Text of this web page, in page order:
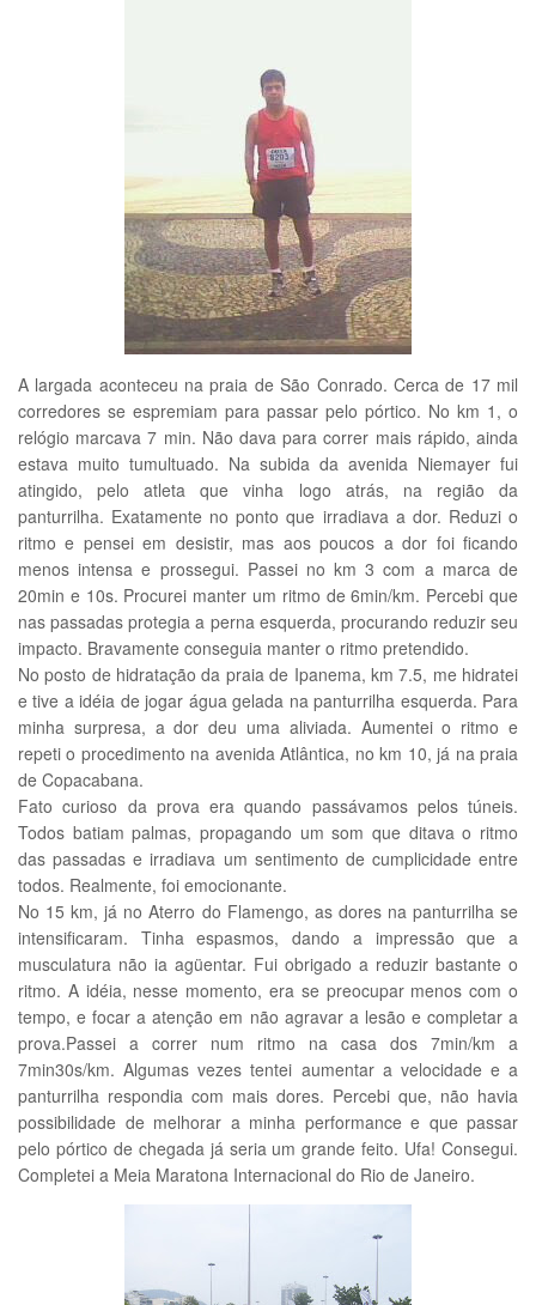
A largada aconteceu na praia de São Conrado. Cerca de 17 mil
corredores se espremiam para passar pelo pórtico. No km 1, o
relógio marcava 7 min. Não dava para correr mais rápido, ainda
estava muito tumultuado. Na subida da avenida Niemayer fui
atingido, pelo atleta que vinha logo atrás, na região da
panturrilha. Exatamente no ponto que irradiava a dor. Reduzi o
ritmo e pensei em desistir, mas aos poucos a dor foi ficando
menos intensa e prossegui. Passei no km 3 com a marca de
20min e 10s. Procurei manter um ritmo de 6min/km. Percebi que
nas passadas protegia a perna esquerda, procurando reduzir seu
impacto. Bravamente conseguia manter o ritmo pretendido.
No posto de hidratação da praia de Ipanema, km 7.5, me hidratei
e tive a idéia de jogar água gelada na panturrilha esquerda. Para
minha surpresa, a dor deu uma aliviada. Aumentei o ritmo e
repeti o procedimento na avenida Atlântica, no km 10, já na praia
de Copacabana.
Fato curioso da prova era quando passávamos pelos túneis.
Todos batiam palmas, propagando um som que ditava o ritmo
das passadas e irradiava um sentimento de cumplicidade entre
todos. Realmente, foi emocionante.
No 15 km, já no Aterro do Flamengo, as dores na panturrilha se
intensificaram. Tinha espasmos, dando a impressão que a
musculatura não ia agüentar. Fui obrigado a reduzir bastante o
ritmo. A idéia, nesse momento, era se preocupar menos com o
tempo, e focar a atenção em não agravar a lesão e completar a
prova.Passei a correr num ritmo na casa dos 7min/km a
7min30s/km. Algumas vezes tentei aumentar a velocidade e a
panturrilha respondia com mais dores. Percebi que, não havia
possibilidade de melhorar a minha performance e que passar
pelo pórtico de chegada já seria um grande feito. Ufa! Consegui.
Completei a Meia Maratona Internacional do Rio de Janeiro.